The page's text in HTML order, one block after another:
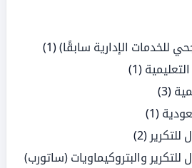
للخدمات الإدارية سابقًا)(1)
(1)
(3)
(1)
للتكرير (2)
للتكرير والبتروكيماويات (ساتورب)